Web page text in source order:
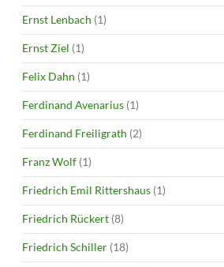
Ernst Lenbach (1)
Ernst Ziel (1)
Felix Dahn (1)
Ferdinand Avenarius (1)
Ferdinand Freiligrath (2)
Franz Wolf (1)
Friedrich Emil Rittershaus (1)
Friedrich Rückert (8)
Friedrich Schiller (18)